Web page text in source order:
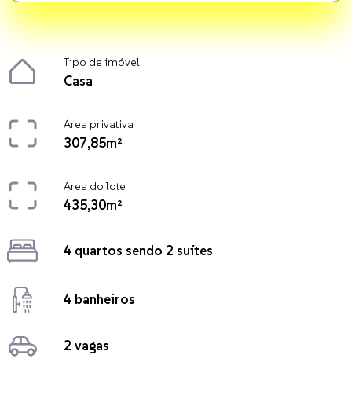
Tipo de imóvel
Casa
Área privativa
307,85m²
Área do lote
435,30m²
4 quartos sendo 2 suítes
4 banheiros
2 vagas